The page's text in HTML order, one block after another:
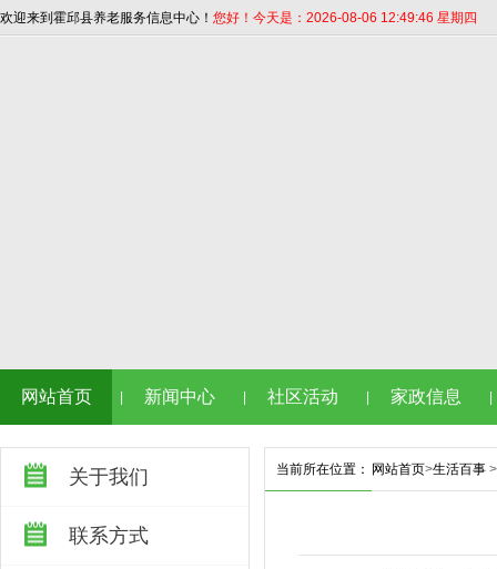
欢迎来到霍邱县养老服务信息中心！ 您好！今天是：2026-08-06 12:49:46 星期四
网站首页 新闻中心 社区活动 家政信息
关于我们
联系方式
当前所在位置： 网站首页>生活百事